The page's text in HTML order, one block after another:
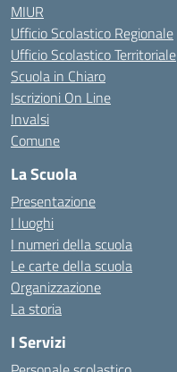
MIUR
Ufficio Scolastico Regionale
Ufficio Scolastico Territoriale
Scuola in Chiaro
Iscrizioni On Line
Invalsi
Comune
La Scuola
Presentazione
I luoghi
I numeri della scuola
Le carte della scuola
Organizzazione
La storia
I Servizi